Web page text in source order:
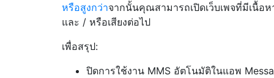
หรือสูงกว่าจากนั้นคุณสามารถเปิดเว็บเพจที่มีเนื้อห
และ / หรือเสียงต่อไป
เพื่อสรุป:
ปิดการใช้งาน MMS อัตโนมัติในแอพ